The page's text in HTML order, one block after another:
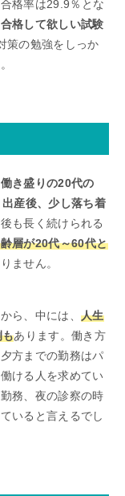
格率は29.9％とな
格して欲しい試験
策の勉強をしっか
き盛りの20代の
産後、少し落ち着
も長く続けられる
層が20代～60代と
ません。
ら、中には、人生
もあります。働き方
方までの勤務はパ
ける人を求めてい
務、夜の診察の時
いると言えるでし